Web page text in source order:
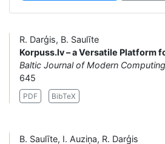
R. Darģis, B. Saulīte
Korpuss.lv – a Versatile Platform
Baltic Journal of Modern
645
PDF BibTeX
B. Saulīte, I. Auziņa, R. Darģis